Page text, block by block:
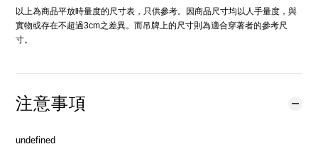
以上為商品平放時量度的尺寸表，只供參考。因商品尺寸均以人手量度，與
實物或存在不超過3cm之差異。而吊牌上的尺寸則為適合穿著者的參考尺
寸。
注意事項
undefined